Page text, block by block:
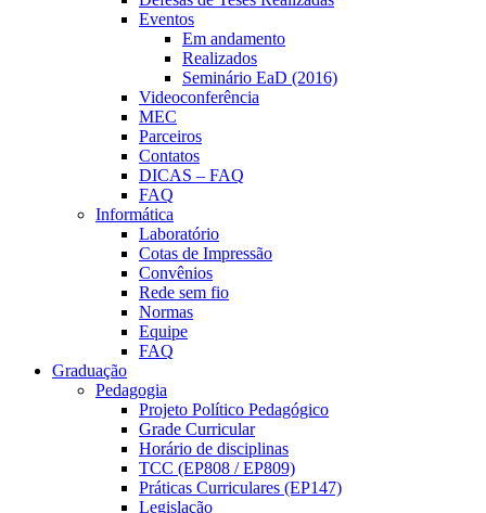
Eventos
Em andamento
Realizados
Seminário EaD (2016)
Videoconferência
MEC
Parceiros
Contatos
DICAS – FAQ
FAQ
Informática
Laboratório
Cotas de Impressão
Convênios
Rede sem fio
Normas
Equipe
FAQ
Graduação
Pedagogia
Projeto Político Pedagógico
Grade Curricular
Horário de disciplinas
TCC (EP808 / EP809)
Práticas Curriculares (EP147)
Legislação